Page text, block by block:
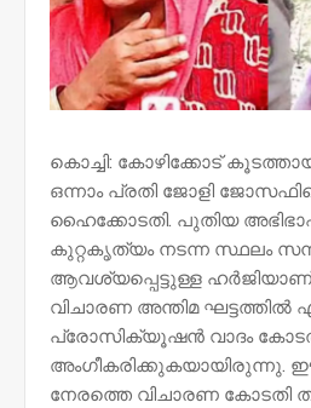
കൊച്ചി: കോഴിക്കോട്
ഒന്നാം പ്രതി ജോളി
ഹൈക്കോടതി. പുതിയ
കുറ്റകൃത്യം നടന്ന സ്ഥലം
ആവശ്യപ്പെട്ടുള്ള
വിചാരണ അന്തിമ ഘട്ടത്തിൽ
പ്രോസിക്യൂഷൻ വാദം
നേരത്തെ വിചാരണ കോടതി